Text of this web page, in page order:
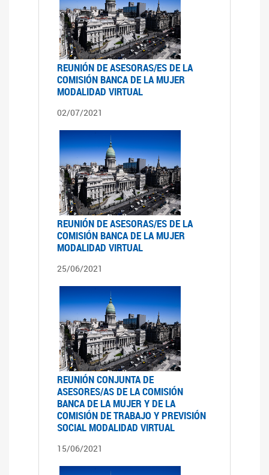
REUNIÓN DE ASESORAS/ES DE LA
COMISIÓN BANCA DE LA MUJER
MODALIDAD VIRTUAL
02/07/2021
REUNIÓN DE ASESORAS/ES DE LA
COMISIÓN BANCA DE LA MUJER
MODALIDAD VIRTUAL
25/06/2021
REUNIÓN CONJUNTA DE
ASESORES/AS DE LA COMISIÓN
BANCA DE LA MUJER Y DE LA
COMISIÓN DE TRABAJO Y PREVISIÓN
SOCIAL MODALIDAD VIRTUAL
15/06/2021